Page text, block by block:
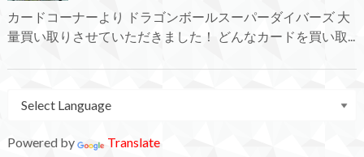
カードコーナーより ドラゴンボールスーパーダイバーズ 大
量買い取りさせていただきました！ どんなカードを買い取...
Powered by Translate